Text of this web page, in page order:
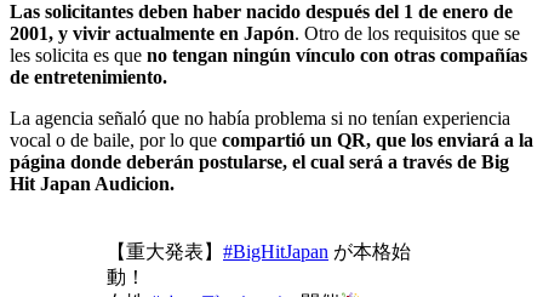
Las solicitantes deben haber nacido después del 1 de enero de
2001, y vivir actualmente en Japón. Otro de los requisitos que se
les solicita es que no tengan ningún vínculo con otras compañías
de entretenimiento.
La agencia señaló que no había problema si no tenían experiencia
vocal o de baile, por lo que compartió un QR, que los enviará a la
página donde deberán postularse, el cual será a través de Big
Hit Japan Audicion.
【重大発表】 #BigHitJapan が本格始
動！